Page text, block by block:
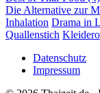
Die Alternative zur
Inhalation Drama in
Quallenstich
Datenschutz
Impressum